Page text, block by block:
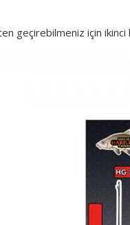
geçirebilmeniz için ikinci